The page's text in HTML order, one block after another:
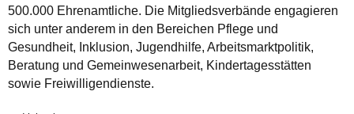
500.000 Ehrenamtliche. Die Mitgliedsverbände engagieren
sich unter anderem in den Bereichen Pflege und
Gesundheit, Inklusion, Jugendhilfe, Arbeitsmarktpolitik,
Beratung und Gemeinwesenarbeit, Kindertagesstätten
sowie Freiwilligendienste.